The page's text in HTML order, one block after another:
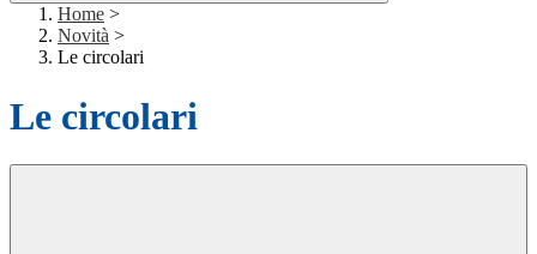
Home >
Novità >
Le circolari
Le circolari